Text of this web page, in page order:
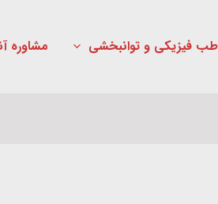
طب فیزیکی و توانبخشی مشاوره